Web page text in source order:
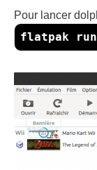
Pour lancer
flatpak run